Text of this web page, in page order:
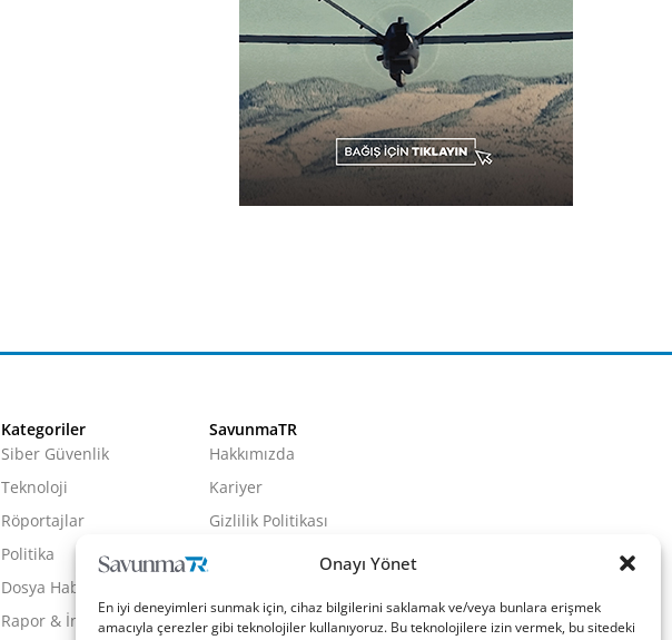
Onayı Yönet
En iyi deneyimleri sunmak için, cihaz bilgilerini saklamak ve/veya bunlara erişmek
amacıyla çerezler gibi teknolojiler kullanıyoruz. Bu teknolojilere izin vermek, bu sitedeki
Kategoriler
Siber Güvenlik
Teknoloji
Röportajlar
Politika
Dosya Haber
Rapor & İnfografik
SavunmaTR
Hakkımızda
Kariyer
Gizlilik Politikası